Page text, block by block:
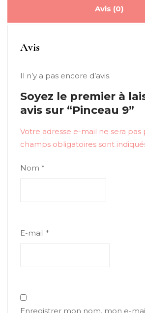
Avis (0)
Avis
Il n’y a pas encore d’avis.
Soyez le premier à
avis sur “Pinceau 9”
Votre adresse e-mail ne sera pas
champs obligatoires sont
Nom *
E-mail *
Enregistrer mon nom, mon e-